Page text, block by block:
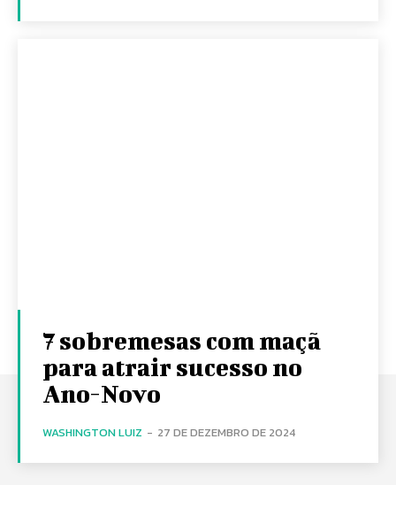
7 sobremesas com maçã
para atrair sucesso no
Ano-Novo
WASHINGTON LUIZ - 27 DE DEZEMBRO DE 2024